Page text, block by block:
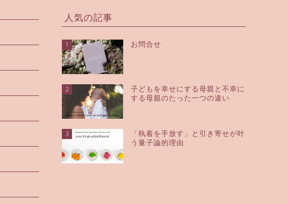
人気の記事
1 お問合せ
2
子どもを幸せにする母親と不幸に
する母親のたった一つの違い
3
「執着を手放す」と引き寄せが叶
う量子論的理由